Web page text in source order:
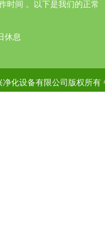
时间 。以下是我们的正常
休息
化设备有限公司版权所有